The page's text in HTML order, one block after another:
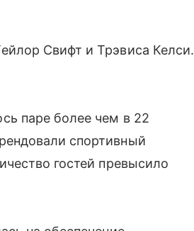
Свифт и Трэвиса Келси.
паре более чем в 22
спортивный
гостей превысило